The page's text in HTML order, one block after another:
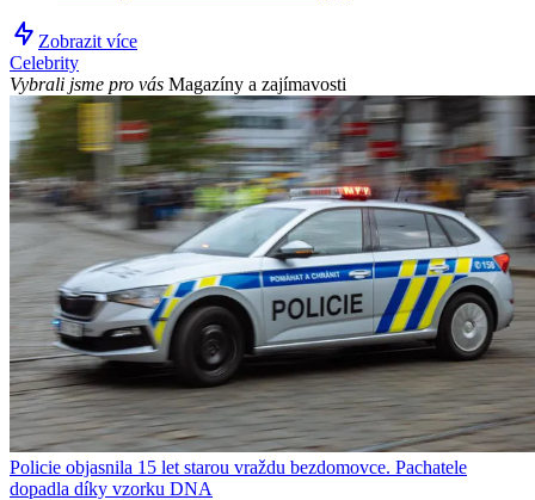
Zobrazit více
Celebrity
Vybrali jsme pro vás Magazíny a zajímavosti
Policie objasnila 15 let starou vraždu bezdomovce. Pachatele
dopadla díky vzorku DNA